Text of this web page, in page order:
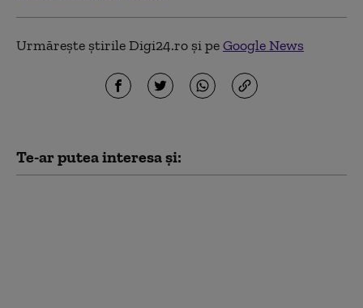
Urmărește știrile Digi24.ro și peGoogle News
Te-ar putea interesa și: